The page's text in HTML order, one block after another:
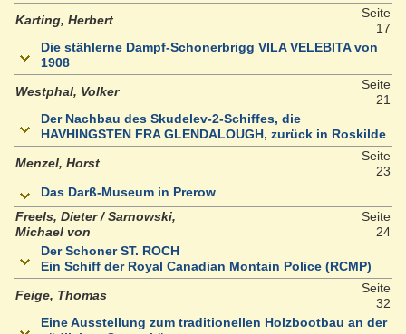
Karting, Herbert
Seite
17
Die stählerne Dampf-Schonerbrigg VILA VELEBITA von
1908
Westphal, Volker
Seite
21
Der Nachbau des Skudelev-2-Schiffes, die
HAVHINGSTEN FRA GLENDALOUGH, zurück in Roskilde
Menzel, Horst
Seite
23
Das Darß-Museum in Prerow
Freels, Dieter / Sarnowski,
Michael von
Seite
24
Der Schoner ST. ROCH
Ein Schiff der Royal Canadian Montain Police (RCMP)
Feige, Thomas
Seite
32
Eine Ausstellung zum traditionellen Holzbootbau an der